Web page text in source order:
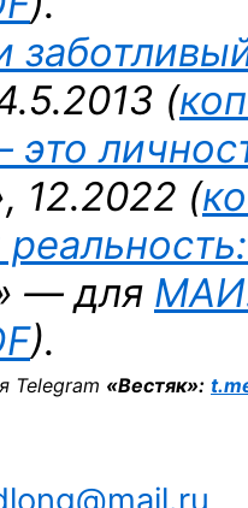
(
это
12.2022 (
— для
).
Telegram «Вестяк»: